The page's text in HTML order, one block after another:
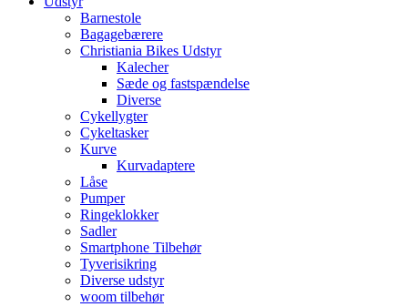
Barnestole
Bagagebærere
Christiania Bikes Udstyr
Kalecher
Sæde og fastspændelse
Diverse
Cykellygter
Cykeltasker
Kurve
Kurvadaptere
Låse
Pumper
Ringeklokker
Sadler
Smartphone Tilbehør
Tyverisikring
Diverse udstyr
woom tilbehør